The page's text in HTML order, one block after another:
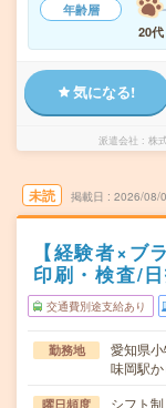
年齢層
20代
気になる!
派遣会社 株
未読 掲載日 2026/08/
【経験者×ブ
印刷・検査/
交通費別途支給あり
勤務地
愛知県
味岡駅
曜日頻度 シフト制